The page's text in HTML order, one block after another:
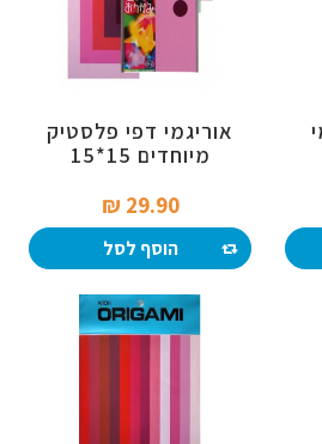
אוריגמי דפי פלסטיק
מיוחדים 15*15
29.90 ₪‎
הוסף לסל